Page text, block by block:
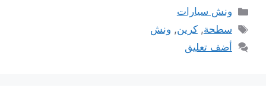
التصنيفات
ونش سيارات
الوسوم
سطحة,كرين, ونش
أضف تعليق